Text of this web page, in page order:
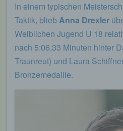
In einem typischen
Taktik, bliebAnna Drexler
Weiblichen Jugend U 18
nach 5:06,33 Minuten hinter
Traunreut) und Laura
Bronzemedaille.